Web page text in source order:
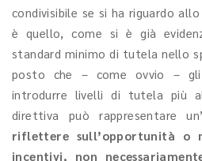
condivisibile se si ha riguardo
è quello, come si è già
standard minimo di tutela nello
posto che – come ovvio –
introdurre livelli di tutela più
direttiva può rappresentare
riflettere sull’opportunità o
incentivi, non